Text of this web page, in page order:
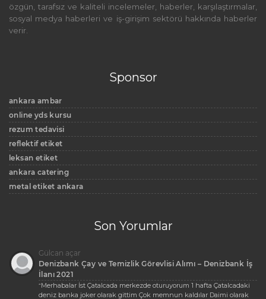
özgün, tarafsız ve kaliteli incelemeler, haberler, karşılaştırmalar,
sosyal medya haberleri ve iş-girişim sektörü hakkında haberler
verir.
Sponsor
ankara ambar
online yds kursu
rezum tedavisi
reflektif etiket
leksan etiket
ankara catering
metal etiket ankara
Son Yorumlar
Gülcan açar
Denizbank Çay ve Temizlik Görevlisi Alımı – Denizbank İş
İlanı 2021
“Merhabalar İst Çatalcada merkezde oturuyorum 1 hafta Çatalcadaki
deniz banka joker olarak gittim Çok memnun kaldılar Daimi olarak